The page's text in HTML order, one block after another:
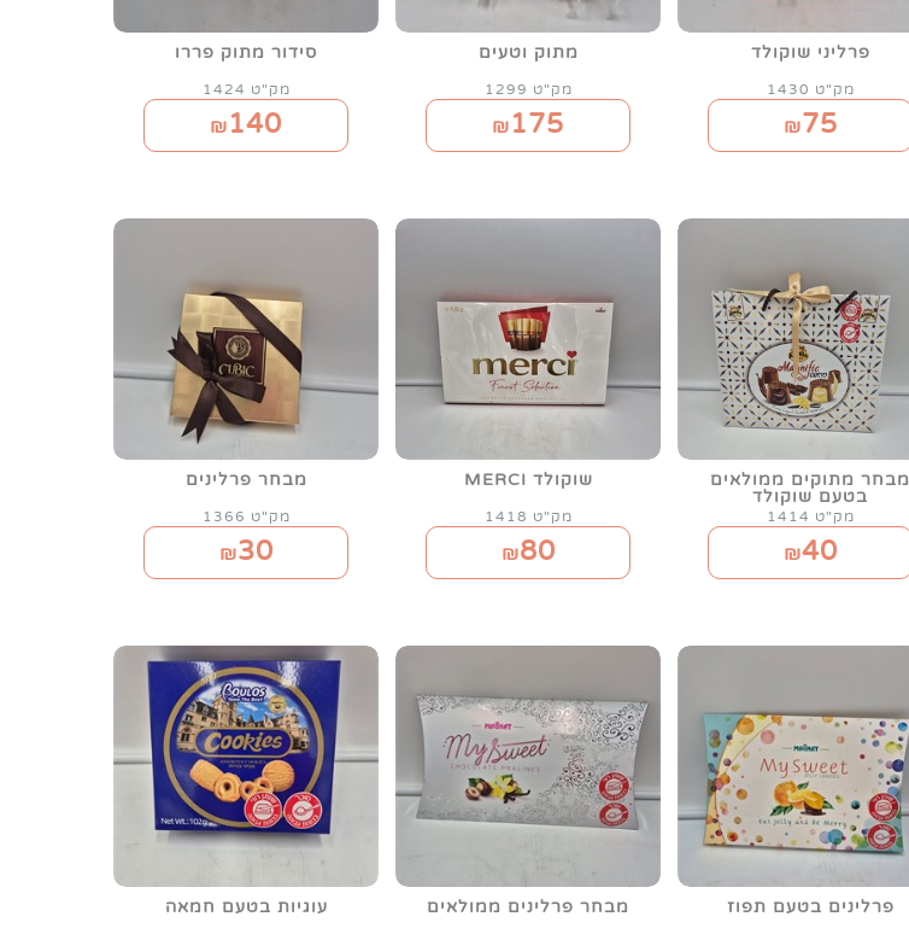
פרליני שוקולד
מק"ט 1430
₪75
מתוק וטעים
מק"ט 1299
₪ 175
סידור מתוק פררו
מק"ט 1424
₪ 140
מבחר מתוקים ממולאים
בטעם שוקולד
מק"ט 1414
₪40
שוקולד MERCI
מק"ט 1418
₪80
מבחר פרלינים
מק"ט 1366
₪30
פרלינים בטעם תפוז מבחר פרלינים ממולאים עוגיות בטעם חמאה